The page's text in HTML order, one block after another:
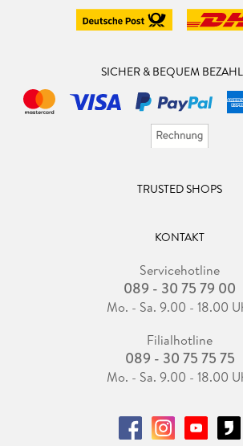
SICHER & BEQUEM
TRUSTED SHOPS
KONTAKT
Servicehotline
089 - 30 75 79 00
Mo. - Sa. 9.00 - 18.00
Filialhotline
089 - 30 75 75 75
Mo. - Sa. 9.00 - 18.00